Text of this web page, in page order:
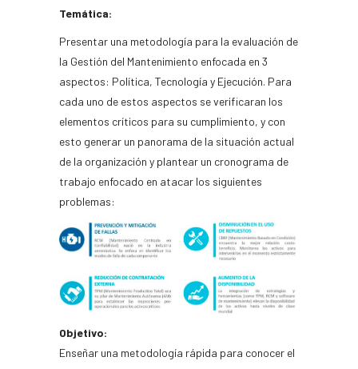
Temática:
Presentar una metodología para la evaluación de
la Gestión del Mantenimiento enfocada en 3
aspectos: Política, Tecnología y Ejecución. Para
cada uno de estos aspectos se verificaran los
elementos críticos para su cumplimiento, y con
esto generar un panorama de la situación actual
de la organización y plantear un cronograma de
trabajo enfocado en atacar los siguientes
problemas:
Objetivo:
Enseñar una metodología rápida para conocer el